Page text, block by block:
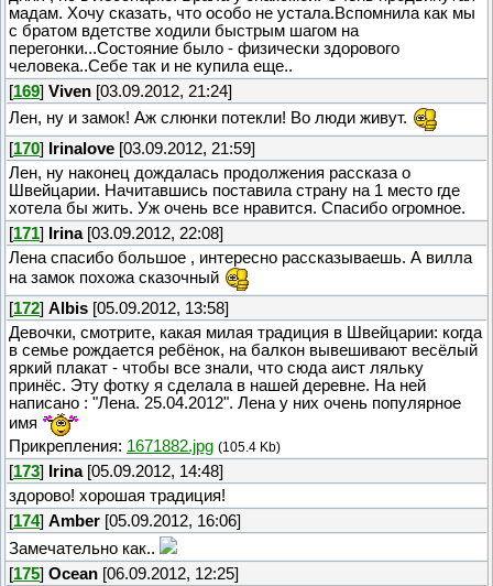
мадам. Хочу сказать, что особо не устала.Вспомнила как мы
с братом вдетстве ходили быстрым шагом на
перегонки...Состояние было - физически здорового
человека..Себе так и не купила еще..
[169] Viven [03.09.2012, 21:24]
Лен, ну и замок! Аж слюнки потекли! Во люди живут.
[170] Irinalove [03.09.2012, 21:59]
Лен, ну наконец дождалась продолжения рассказа о
Швейцарии. Начитавшись поставила страну на 1 место где
хотела бы жить. Уж очень все нравится. Спасибо огромное.
[171] Irina[03.09.2012, 22:08]
Лена спасибо большое , интересно рассказываешь. А вилла
на замок похожа сказочный
[172] Albis [05.09.2012, 13:58]
Девочки, смотрите, какая милая традиция в Швейцарии: когда
в семье рождается ребёнок, на балкон вывешивают весёлый
яркий плакат - чтобы все знали, что сюда аист ляльку
принёс. Эту фотку я сделала в нашей деревне. На ней
написано : "Лена. 25.04.2012". Лена у них очень популярное
имя
Прикрепления: 1671882.jpg (105.4 Kb)
[173] Irina[05.09.2012, 14:48]
здорово! хорошая традиция!
[174] Amber [05.09.2012, 16:06]
Замечательно как..
[175] Ocean [06.09.2012, 12:25]